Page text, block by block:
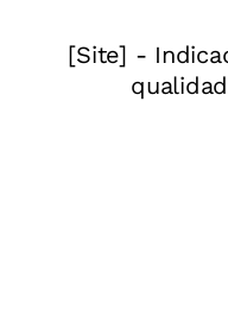
novembro, para
No evento, os